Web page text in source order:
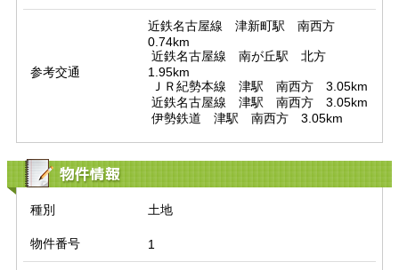
参考交通
近鉄名古屋線　津新町駅　南西方
0.74km
1.95km
伊勢鉄道　津駅　南西方　3.05km
物件情報
種別 土地
物件番号 1